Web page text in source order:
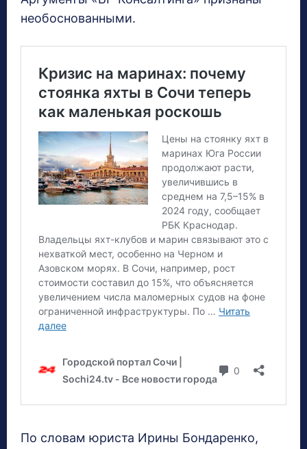
необоснованными.
По словам юриста Ирины Бондаренко,